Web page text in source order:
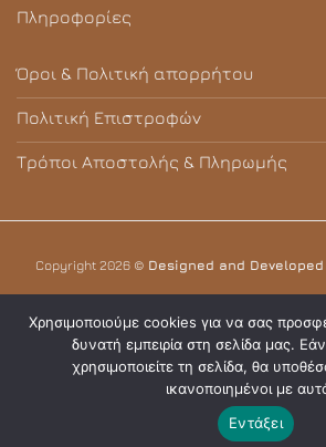
Πληροφορίες
Όροι & Πολιτική απορρήτου
Πολιτική Επιστροφών
Τρόποι Αποστολής & Πληρωμής
Copyright 2026 © Designed and
Χρησιμοποιούμε cookies για να σας
δυνατή εμπειρία στη σελίδα μας.
χρησιμοποιείτε τη σελίδα, θα
ικανοποιημένοι με
Εντάξει